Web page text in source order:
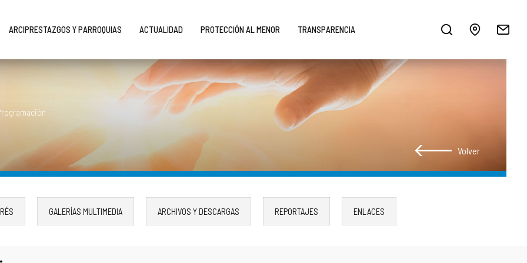
ARCIPRESTAZGOS Y PARROQUIAS ACTUALIDAD PROTECCIÓN AL MENOR TRANSPARENCIA
Volver
GALERÍAS MULTIMEDIA ARCHIVOS Y DESCARGAS REPORTAJES ENLACES